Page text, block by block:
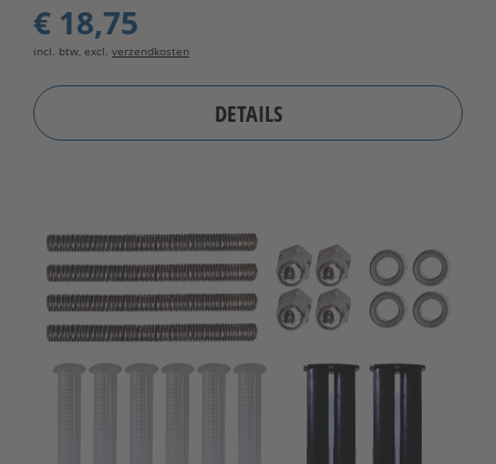
€ 18,75
incl. btw, excl. verzendkosten
DETAILS